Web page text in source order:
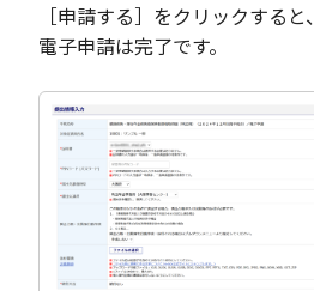
［申請する］をクリックすると、
電子申請は完了です。